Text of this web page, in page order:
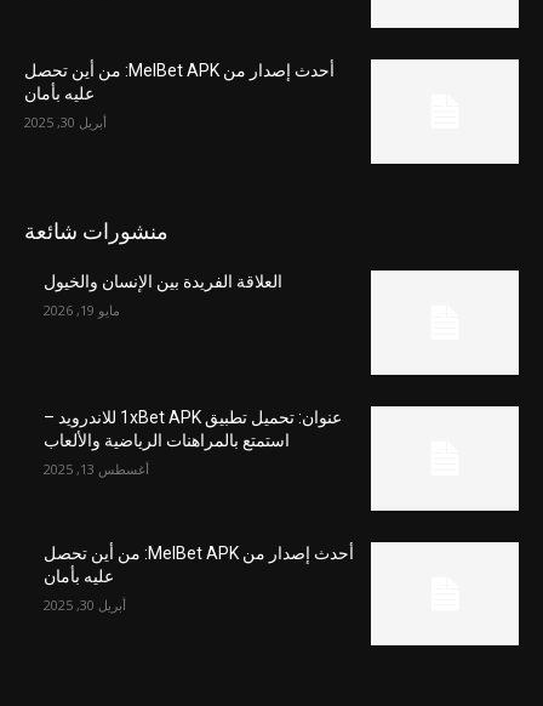
أحدث إصدار من MelBet APK: من أين تحصل
عليه بأمان
أبريل 30, 2025
منشورات شائعة
العلاقة الفريدة بين الإنسان والخيول
مايو 19, 2026
عنوان: تحميل تطبيق 1xBet APK للاندرويد –
استمتع بالمراهنات الرياضية والألعاب
أغسطس 13, 2025
أحدث إصدار من MelBet APK: من أين تحصل
عليه بأمان
أبريل 30, 2025